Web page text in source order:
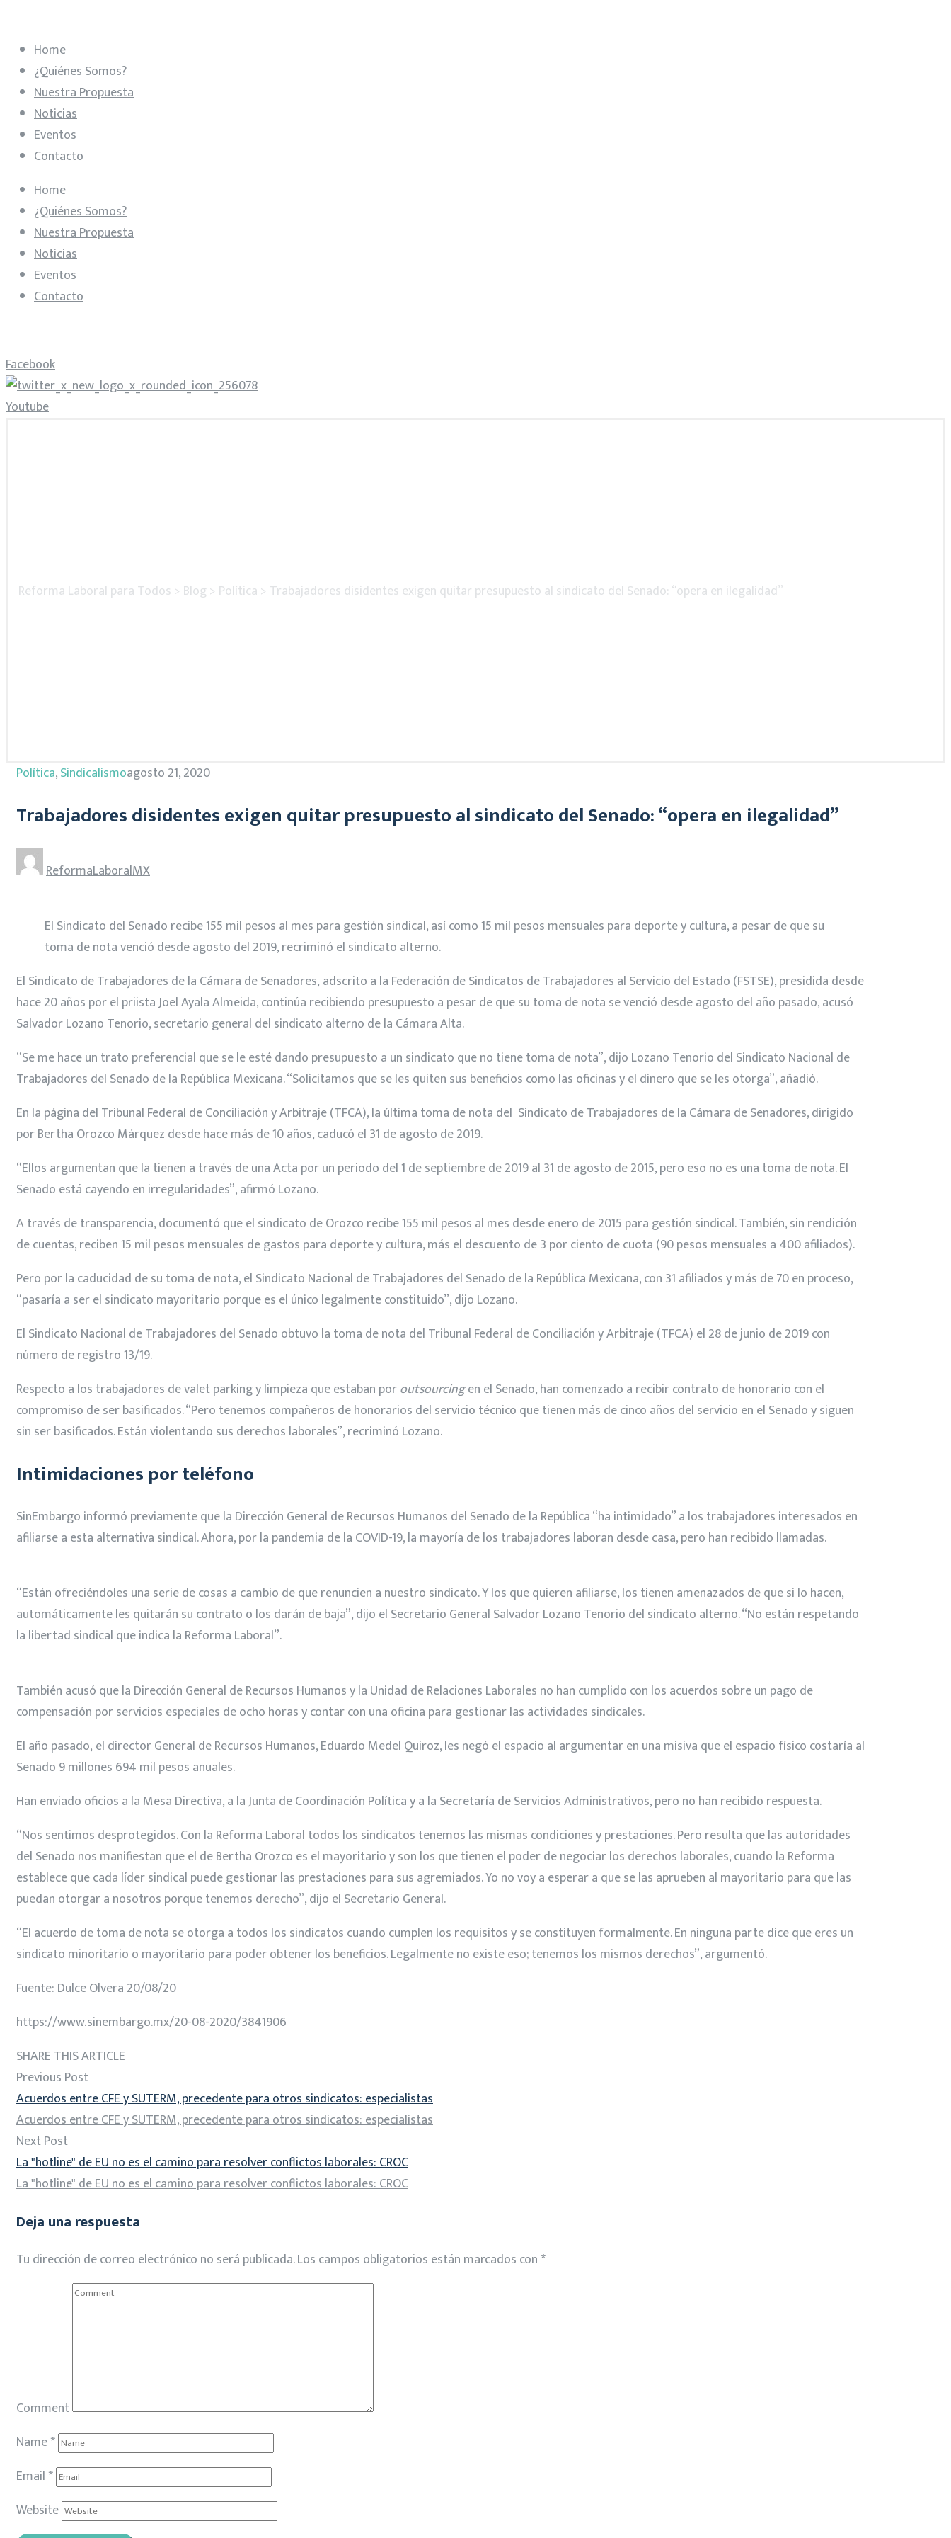
Home
¿Quiénes Somos?
Nuestra Propuesta
Noticias
Eventos
Contacto
Home
¿Quiénes Somos?
Nuestra Propuesta
Noticias
Eventos
Contacto
Facebook
Youtube
Reforma Laboral para Todos> Blog > Política> Trabajadores disidentes exigen quitar presupuesto al sindicato del Senado: “opera en ilegalidad”
Política,Sindicalismoagosto 21, 2020
Trabajadores disidentes exigen quitar presupuesto al sindicato del Senado: “opera en ilegalidad”
ReformaLaboralMX
El Sindicato del Senado recibe 155 mil pesos al mes para gestión sindical, así como 15 mil pesos mensuales para deporte y cultura, a pesar de que su
toma de nota venció desde agosto del 2019, recriminó el sindicato alterno.
El Sindicato de Trabajadores de la Cámara de Senadores, adscrito a la Federación de Sindicatos de Trabajadores al Servicio del Estado (FSTSE), presidida desde
hace 20 años por el priista Joel Ayala Almeida, continúa recibiendo presupuesto a pesar de que su toma de nota se venció desde agosto del año pasado, acusó
Salvador Lozano Tenorio, secretario general del sindicato alterno de la Cámara Alta.
“Se me hace un trato preferencial que se le esté dando presupuesto a un sindicato que no tiene toma de nota”, dijo Lozano Tenorio del Sindicato Nacional de
Trabajadores del Senado de la República Mexicana. “Solicitamos que se les quiten sus beneficios como las oficinas y el dinero que se les otorga”, añadió.
En la página del Tribunal Federal de Conciliación y Arbitraje (TFCA), la última toma de nota del Sindicato de Trabajadores de la Cámara de Senadores, dirigido
por Bertha Orozco Márquez desde hace más de 10 años, caducó el 31 de agosto de 2019.
“Ellos argumentan que la tienen a través de una Acta por un periodo del 1 de septiembre de 2019 al 31 de agosto de 2015, pero eso no es una toma de nota. El
Senado está cayendo en irregularidades”, afirmó Lozano.
A través de transparencia, documentó que el sindicato de Orozco recibe 155 mil pesos al mes desde enero de 2015 para gestión sindical. También, sin rendición
de cuentas, reciben 15 mil pesos mensuales de gastos para deporte y cultura, más el descuento de 3 por ciento de cuota (90 pesos mensuales a 400 afiliados).
Pero por la caducidad de su toma de nota, el Sindicato Nacional de Trabajadores del Senado de la República Mexicana, con 31 afiliados y más de 70 en proceso,
“pasaría a ser el sindicato mayoritario porque es el único legalmente constituido”, dijo Lozano.
El Sindicato Nacional de Trabajadores del Senado obtuvo la toma de nota del Tribunal Federal de Conciliación y Arbitraje (TFCA) el 28 de junio de 2019 con
número de registro 13/19.
Respecto a los trabajadores de valet parking y limpieza que estaban poroutsourcingen el Senado, han comenzado a recibir contrato de honorario con el
compromiso de ser basificados. “Pero tenemos compañeros de honorarios del servicio técnico que tienen más de cinco años del servicio en el Senado y siguen
sin ser basificados. Están violentando sus derechos laborales”, recriminó Lozano.
Intimidaciones por teléfono
SinEmbargo informó previamente que la Dirección General de Recursos Humanos del Senado de la República “ha intimidado” a los trabajadores interesados en
afiliarse a esta alternativa sindical. Ahora, por la pandemia de la COVID-19, la mayoría de los trabajadores laboran desde casa, pero han recibido llamadas.
“Están ofreciéndoles una serie de cosas a cambio de que renuncien a nuestro sindicato. Y los que quieren afiliarse, los tienen amenazados de que si lo hacen,
automáticamente les quitarán su contrato o los darán de baja”, dijo el Secretario General Salvador Lozano Tenorio del sindicato alterno. “No están respetando
la libertad sindical que indica la Reforma Laboral”.
También acusó que la Dirección General de Recursos Humanos y la Unidad de Relaciones Laborales no han cumplido con los acuerdos sobre un pago de
compensación por servicios especiales de ocho horas y contar con una oficina para gestionar las actividades sindicales.
El año pasado, el director General de Recursos Humanos, Eduardo Medel Quiroz, les negó el espacio al argumentar en una misiva que el espacio físico costaría al
Senado 9 millones 694 mil pesos anuales.
Han enviado oficios a la Mesa Directiva, a la Junta de Coordinación Política y a la Secretaría de Servicios Administrativos, pero no han recibido respuesta.
“Nos sentimos desprotegidos. Con la Reforma Laboral todos los sindicatos tenemos las mismas condiciones y prestaciones. Pero resulta que las autoridades
del Senado nos manifiestan que el de Bertha Orozco es el mayoritario y son los que tienen el poder de negociar los derechos laborales, cuando la Reforma
establece que cada líder sindical puede gestionar las prestaciones para sus agremiados. Yo no voy a esperar a que se las aprueben al mayoritario para que las
puedan otorgar a nosotros porque tenemos derecho”, dijo el Secretario General.
“El acuerdo de toma de nota se otorga a todos los sindicatos cuando cumplen los requisitos y se constituyen formalmente. En ninguna parte dice que eres un
sindicato minoritario o mayoritario para poder obtener los beneficios. Legalmente no existe eso; tenemos los mismos derechos”, argumentó.
Fuente: Dulce Olvera 20/08/20
https://www.sinembargo.mx/20-08-2020/3841906
SHARE THIS ARTICLE
Previous Post
Acuerdos entre CFE y SUTERM, precedente para otros sindicatos: especialistas
Acuerdos entre CFE y SUTERM, precedente para otros sindicatos: especialistas
Next Post
La "hotline" de EU no es el camino para resolver conflictos laborales: CROC
La "hotline" de EU no es el camino para resolver conflictos laborales: CROC
Deja una respuesta
Tu dirección de correo electrónico no será publicada.Los campos obligatorios están marcados con *
Comment
Name*
Email *
Website